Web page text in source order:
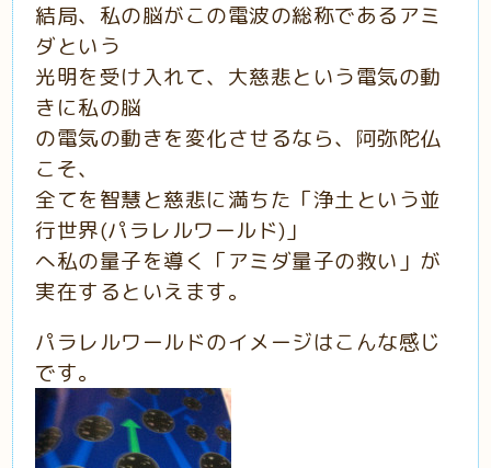
結局、私の脳がこの電波の総称であるアミ
ダという
光明を受け入れて、大慈悲という電気の動
きに私の脳
の電気の動きを変化させるなら、阿弥陀仏
こそ、
全てを智慧と慈悲に満ちた「浄土という並
行世界(パラレルワールド)」
へ私の量子を導く「アミダ量子の救い」が
実在するといえます。
パラレルワールドのイメージはこんな感じ
です。